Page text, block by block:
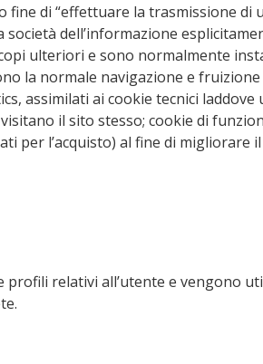
fine di “effettuare la trasmissione
dell’informazione
ulteriori e sono normalmente
la normale navigazione e
assimilati ai cookie tecnici
il sito stesso; cookie di
per l’acquisto) al fine di migliorare
relativi all’utente e vengono